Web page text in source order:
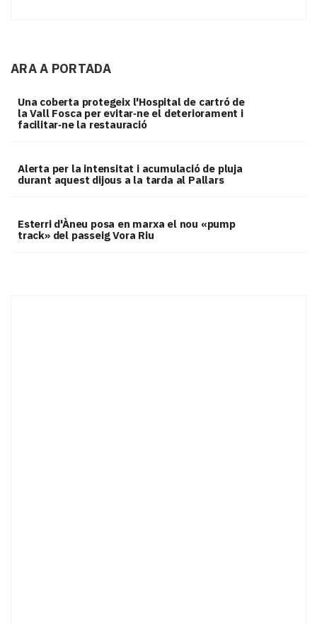
ARA A PORTADA
Una coberta protegeix l'Hospital de cartró de
la Vall Fosca per evitar‑ne el deteriorament i
facilitar‑ne la restauració
Alerta per la intensitat i acumulació de pluja
durant aquest dijous a la tarda al Pallars
Esterri d'Àneu posa en marxa el nou «pump
track» del passeig Vora Riu